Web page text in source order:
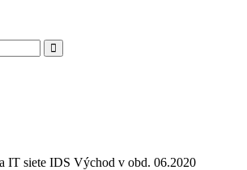
IT siete IDS Východ v obd. 06.2020